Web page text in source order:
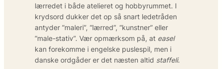
lærredet i både atelieret og hobbyrummet. I
krydsord dukker det op så snart ledetråden
antyder “maleri”, “lærred”, “kunstner” eller
“male-stativ”. Vær opmærksom på, at easel
kan forekomme i engelske puslespil, men i
danske ordgåder er det næsten altid staffeli.